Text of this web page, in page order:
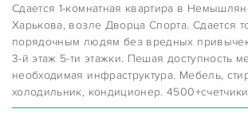
Сдается 1-комнатная квартира в
Харькова, возле Дворца Спорта. Сдается
порядочным людям без вредных
3-й этаж 5-ти этажки. Пешая доступность
необходимая инфраструктура. Мебель,
холодильник, кондиционер.